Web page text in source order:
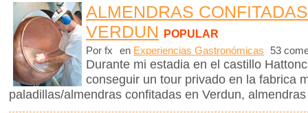
ALMENDRAS
VERDUN POPULAR
Por fx en Experiencias Gastronómicas 53
Durante mi estadia en el castillo
conseguir un tour privado en la fabrica
paladillas/almendras confitadas en Verdun,